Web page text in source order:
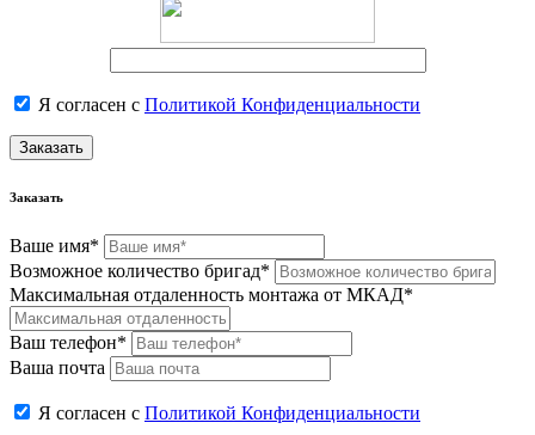
Я согласен с Политикой Конфиденциальности
Заказать
Заказать
Ваше имя*
Возможное количество бригад*
Максимальная отдаленность монтажа от МКАД*
Ваш телефон*
Ваша почта
Я согласен с Политикой Конфиденциальности